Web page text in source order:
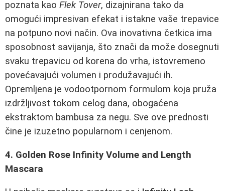
poznata kao Flek Tover, dizajnirana tako da
omogući impresivan efekat i istakne vaše trepavice
na potpuno novi način. Ova inovativna četkica ima
sposobnost savijanja, što znači da može dosegnuti
svaku trepavicu od korena do vrha, istovremeno
povećavajući volumen i produžavajući ih.
Opremljena je vodootpornom formulom koja pruža
izdržljivost tokom celog dana, obogaćena
ekstraktom bambusa za negu. Sve ove prednosti
čine je izuzetno popularnom i cenjenom.
4. Golden Rose Infinity Volume and Length
Mascara